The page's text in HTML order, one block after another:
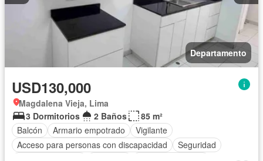
Departamento
USD130,000
Magdalena Vieja, Lima
3 Dormitorios
2 Baños
85 m²
Balcón
Armario empotrado
Vigilante
Acceso para personas con discapacidad
Seguridad